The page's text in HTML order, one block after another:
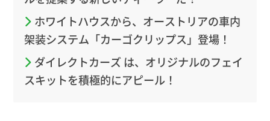
ホワイトハウスから、オーストリアの車内
架装システム「カーゴクリップス」登場！
ダイレクトカーズ は、オリジナルのフェイ
スキットを積極的にアピール！